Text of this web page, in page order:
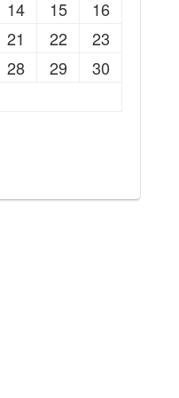
14 15
16
21 22
23
28 29
30